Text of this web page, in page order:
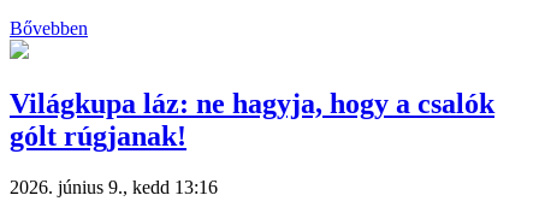
Bővebben
Világkupa láz: ne hagyja, hogy a csalók
gólt rúgjanak!
2026. június 9., kedd 13:16